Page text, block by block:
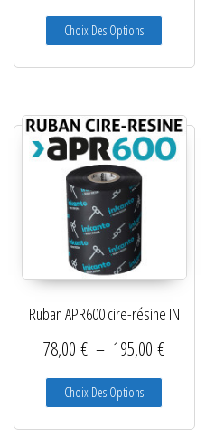
Choix Des Options Ce
Ruban APR600 cire-résine IN
78,00€ – 195,00€Plage
Choix Des Options